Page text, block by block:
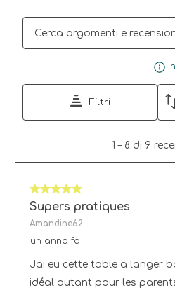
Filtri
8
recensioni.
1 – 8 di 9
5 su 5 stelle.
Supers pratiques
Amandine62
un anno fa
Jai eu cette table a langer
idéal autant pour les